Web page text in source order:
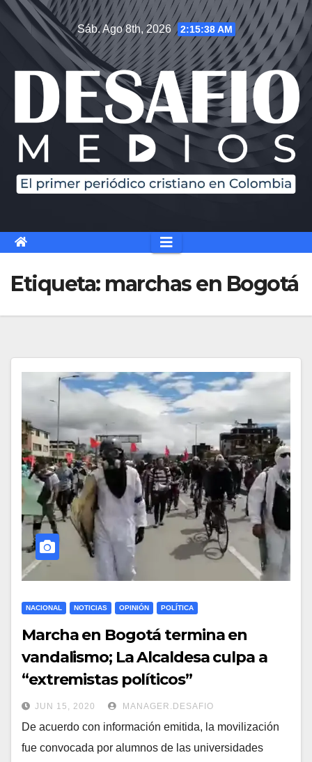
Saltar
contenido
Sáb. Ago 8th, 2026 2:15:39 AM
Etiqueta: marchas en Bogotá
NACIONAL NOTICIAS OPINIÓN POLÍTICA
Marcha en Bogotá termina en
vandalismo; La Alcaldesa culpa a
“extremistas políticos”
JUN 15, 2020 MANAGER.DESAFIO
De acuerdo con información emitida, la movilización
fue convocada por alumnos de las universidades